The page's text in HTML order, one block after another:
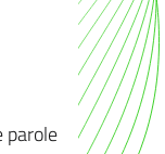
parole